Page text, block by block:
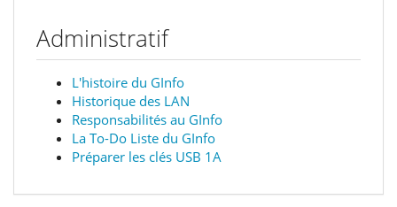
Administratif
L'histoire du GInfo
Historique des LAN
Responsabilités au GInfo
La To-Do Liste du GInfo
Préparer les clés USB 1A